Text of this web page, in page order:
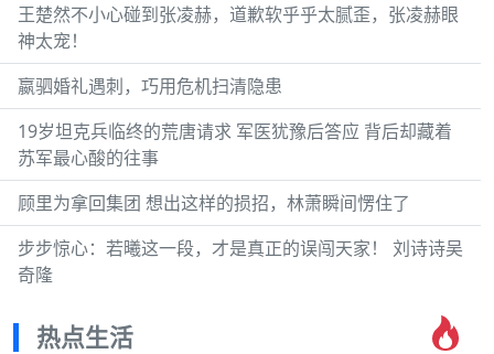
王楚然不小心碰到张凌赫，道歉软乎乎太腻歪，张凌赫眼
神太宠！
嬴驷婚礼遇刺，巧用危机扫清隐患
19岁坦克兵临终的荒唐请求 军医犹豫后答应 背后却藏着
苏军最心酸的往事
顾里为拿回集团 想出这样的损招，林萧瞬间愣住了
步步惊心：若曦这一段，才是真正的误闯天家！ 刘诗诗吴
奇隆
热点生活